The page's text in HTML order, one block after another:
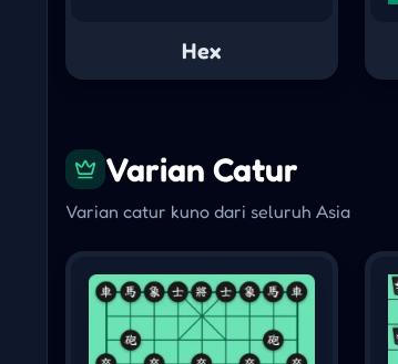
Hex
Varian Catur
Varian catur kuno dari seluruh Asia